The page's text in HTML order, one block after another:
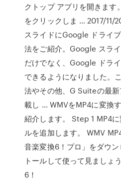
クトップ アプリを開きます
をクリックしま … 2017/
スライドにGoogle ドライ
法をご紹介。Google スラ
だけでなく、Google ドラ
できるようになりました。
法やその他、G Suiteの最
載し … WMVをMP4に変換
紹介します。 Step 1 MP4
ルを追加します。 WMV
音楽変換6！プロ」をダウ
トールして使って見ましょ
6！